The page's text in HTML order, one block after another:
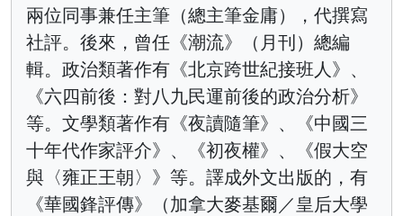
兩位同事兼任主筆（總主筆金庸），代撰寫
社評。後來，曾任《潮流》（月刊）總編
輯。政治類著作有《北京跨世紀接班人》、
《六四前後：對八九民運前後的政治分析》
等。文學類著作有《夜讀隨筆》、《中國三
十年代作家評介》、《初夜權》、《假大空
與〈雍正王朝〉》等。譯成外文出版的，有
《華國鋒評傳》（加拿大麥基爾／皇后大學